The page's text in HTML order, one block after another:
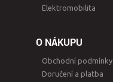
Elektromobilita
O NÁKUPU
Obchodní podmínky
Doručení a platba